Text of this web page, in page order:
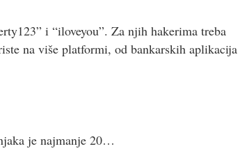
i “iloveyou”. Za njih hakerima treba
na više platformi, od bankarskih aplikacija
je najmanje 20…